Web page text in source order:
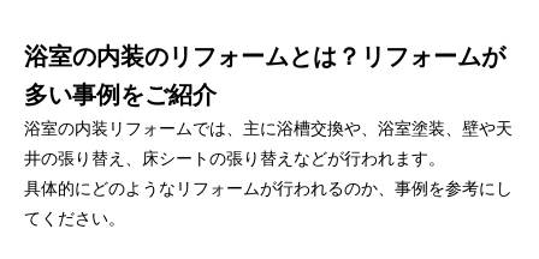
浴室の内装のリフォームとは？リフォームが
多い事例をご紹介
浴室の内装リフォームでは、主に浴槽交換や、浴室塗装、壁や天
井の張り替え、床シートの張り替えなどが行われます。
具体的にどのようなリフォームが行われるのか、事例を参考にし
てください。